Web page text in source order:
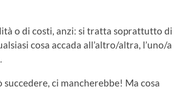
o di costi, anzi: si tratta soprattutto di
cosa accada all’altro/altra, l’uno/a
ci mancherebbe! Ma cosa